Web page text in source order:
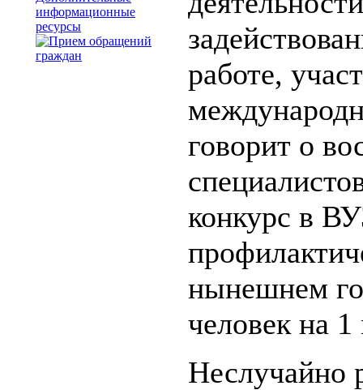
информационные
ресурсы
работе,
говорит о
конкурс в
нынешнем
человек на 1
Неслучайно